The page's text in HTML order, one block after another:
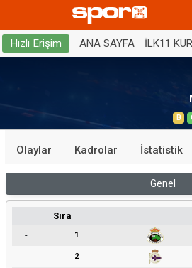
Hızlı Erişim ANA SAYFA İLK11 KUR
B
Olaylar Kadrolar İstatistik
Genel
Sıra
-
1
-
2